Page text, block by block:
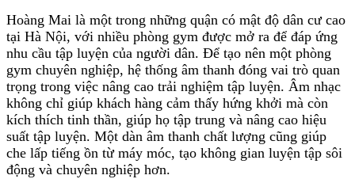
Hoàng Mai là một trong những quận có mật độ dân cư cao
tại Hà Nội, với nhiều phòng gym được mở ra để đáp ứng
nhu cầu tập luyện của người dân. Để tạo nên một phòng
gym chuyên nghiệp, hệ thống âm thanh đóng vai trò quan
trọng trong việc nâng cao trải nghiệm tập luyện. Âm nhạc
không chỉ giúp khách hàng cảm thấy hứng khởi mà còn
kích thích tinh thần, giúp họ tập trung và nâng cao hiệu
suất tập luyện. Một dàn âm thanh chất lượng cũng giúp
che lấp tiếng ồn từ máy móc, tạo không gian luyện tập sôi
động và chuyên nghiệp hơn.